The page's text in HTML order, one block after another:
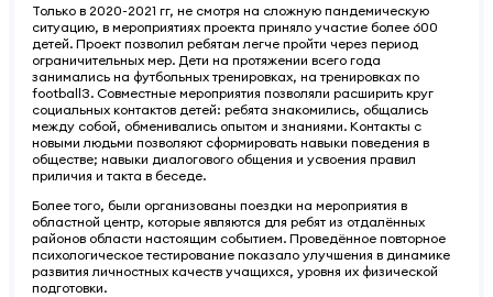
Только в 2020-2021 гг, не смотря на сложную пандемическую
ситуацию, в мероприятиях проекта приняло участие более 600
детей. Проект позволил ребятам легче пройти через период
ограничительных мер. Дети на протяжении всего года
занимались на футбольных тренировках, на тренировках по
football3. Совместные мероприятия позволяли расширить круг
социальных контактов детей: ребята знакомились, общались
между собой, обменивались опытом и знаниями. Контакты с
новыми людьми позволяют сформировать навыки поведения в
обществе; навыки диалогового общения и усвоения правил
приличия и такта в беседе.
Более того, были организованы поездки на мероприятия в
областной центр, которые являются для ребят из отдалённых
районов области настоящим событием. Проведённое повторное
психологическое тестирование показало улучшения в динамике
развития личностных качеств учащихся, уровня их физической
подготовки.